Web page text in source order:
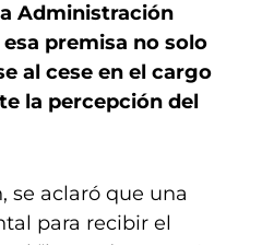
Administración
premisa no solo
al cese en el cargo
la percepción del
se aclaró que una
para recibir el